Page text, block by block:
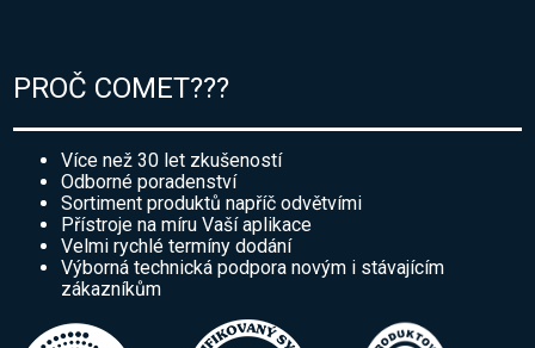
PROČ COMET???
Více než 30 let zkušeností
Odborné poradenství
Sortiment produktů napříč odvětvími
Přístroje na míru Vaší aplikace
Velmi rychlé termíny dodání
Výborná technická podpora novým i stávajícím
zákazníkům